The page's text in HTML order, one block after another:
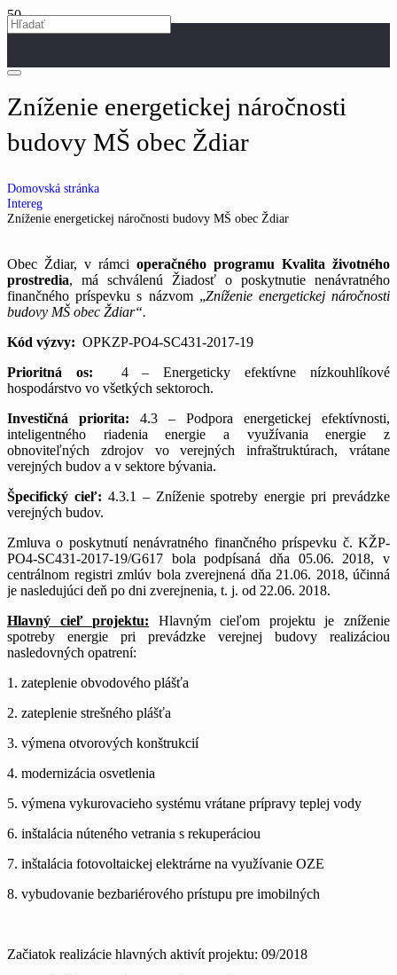
Zníženie energetickej náročnosti
budovy MŠ obec Ždiar
Domovská stránka
Intereg
Zníženie energetickej náročnosti budovy MŠ obec Ždiar
Obec Ždiar, v rámci operačného programu Kvalita životného
prostredia, má schválenú Žiadosť o poskytnutie nenávratného
finančného príspevku s názvom „Zníženie energetickej náročnosti
budovy MŠ obec Ždiar“.
Kód výzvy: OPKZP-PO4-SC431-2017-19
Prioritná os: 4 – Energeticky efektívne nízkouhlíkové
hospodárstvo vo všetkých sektoroch.
Investičná priorita: 4.3 – Podpora energetickej efektívnosti,
inteligentného riadenia energie a využívania energie z
obnoviteľných zdrojov vo verejných infraštruktúrach, vrátane
verejných budov a v sektore bývania.
Špecifický cieľ: 4.3.1 – Zníženie spotreby energie pri prevádzke
verejných budov.
Zmluva o poskytnutí nenávratného finančného príspevku č. KŽP-
PO4-SC431-2017-19/G617 bola podpísaná dňa 05.06. 2018, v
centrálnom registri zmlúv bola zverejnená dňa 21.06. 2018, účinná
je nasledujúci deň po dni zverejnenia, t. j. od 22.06. 2018.
Hlavný cieľ projektu: Hlavným cieľom projektu je zníženie
spotreby energie pri prevádzke verejnej budovy realizáciou
nasledovných opatrení:
1. zateplenie obvodového plášťa
2. zateplenie strešného plášťa
3. výmena otvorových konštrukcií
4. modernizácia osvetlenia
5. výmena vykurovacieho systému vrátane prípravy teplej vody
6. inštalácia núteného vetrania s rekuperáciou
7. inštalácia fotovoltaickej elektrárne na využívanie OZE
8. vybudovanie bezbariérového prístupu pre imobilných
Začiatok realizácie hlavných aktivít projektu: 09/2018